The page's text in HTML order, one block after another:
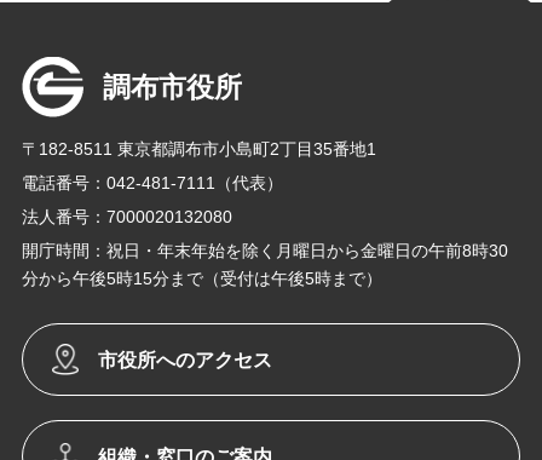
調布市役所
〒182-8511 東京都調布市小島町2丁目35番地1
電話番号：042-481-7111（代表）
法人番号：7000020132080
開庁時間：祝日・年末年始を除く月曜日から金曜日の午前8時30
分から午後5時15分まで（受付は午後5時まで）
市役所へのアクセス